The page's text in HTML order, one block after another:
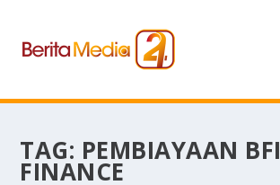
TAG: PEMBIAYAAN BFI
FINANCE